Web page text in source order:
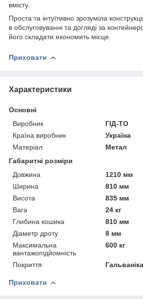
вмісту.
Проста та інтуїтивно зрозуміла
в обслуговуванні та догляді за
його складати економить місце.
Приховати
Характеристики
Основні
Виробник
ГІД-ТО
Країна виробник
Україна
Матеріал
Метал
Габаритні розміри
Довжина
1210 мм
Ширина
810 мм
Висота
835 мм
Вага
24 кг
Глибина кошика
810 мм
Діаметр дроту
8 мм
Максимальна
вантажопідйомність
600 кг
Покриття Гальваніка
Приховати